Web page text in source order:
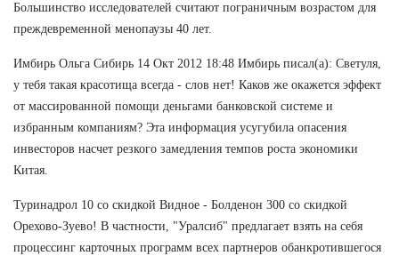
Большинство исследователей считают пограничным возрастом для
преждевременной менопаузы 40 лет.
Имбирь Ольга Сибирь 14 Окт 2012 18:48 Имбирь писал(а): Светуля,
у тебя такая красотища всегда - слов нет! Каков же окажется эффект
от массированной помощи деньгами банковской системе и
избранным компаниям? Эта информация усугубила опасения
инвесторов насчет резкого замедления темпов роста экономики
Китая.
Туринадрол 10 со скидкой Видное - Болденон 300 со скидкой
Орехово-Зуево! В частности, "Уралсиб" предлагает взять на себя
процессинг карточных программ всех партнеров обанкротившегося